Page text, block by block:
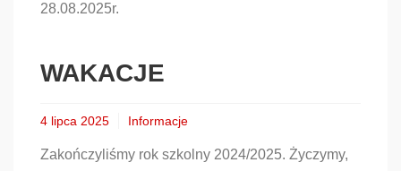
28.08.2025r.
WAKACJE
4 lipca 2025 Informacje
Zakończyliśmy rok szkolny 2024/2025. Życzymy,